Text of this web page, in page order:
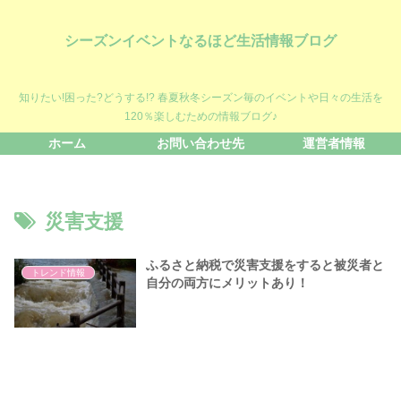
シーズンイベントなるほど生活情報ブログ
知りたい!困った?どうする!? 春夏秋冬シーズン毎のイベントや日々の生活を
120％楽しむための情報ブログ♪
ホーム お問い合わせ先 運営者情報
災害支援
トレンド情報
ふるさと納税で災害支援をすると被災者と
自分の両方にメリットあり！